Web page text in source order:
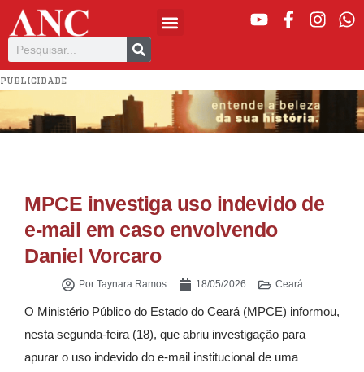
PUBLICIDADE
MPCE investiga uso indevido de
e-mail em caso envolvendo
Daniel Vorcaro
PorTaynara Ramos 18/05/2026 Ceará
O Ministério Público do Estado do Ceará (MPCE) informou,
nesta segunda-feira (18), que abriu investigação para
apurar o uso indevido do e-mail institucional de uma